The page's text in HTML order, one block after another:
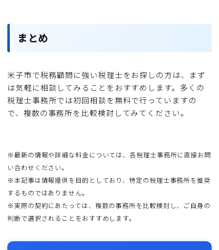
まとめ
米子市で税務顧問に強い税理士をお探しの方は、まず
は気軽に相談してみることをおすすめします。多くの
税理士事務所では初回相談を無料で行っていますの
で、複数の事務所を比較検討してみてください。
※最新の情報や詳細な料金については、各税理士事務所に直接お問
い合わせください。
※本記事は情報提供を目的としており、特定の税理士事務所を推奨
するものではありません。
※実際の契約にあたっては、複数の事務所を比較検討し、ご自身の
判断で選択されることをおすすめします。